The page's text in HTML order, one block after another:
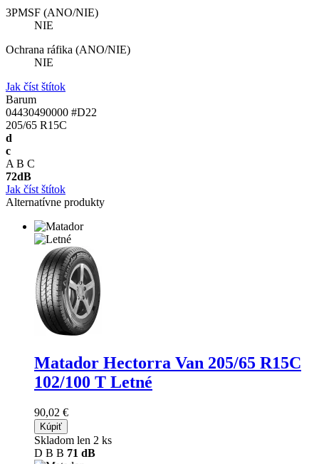
3PMSF (ANO/NIE)
NIE
Ochrana ráfika (ANO/NIE)
NIE
Jak číst štítok
Barum
04430490000 #D22
205/65 R15C
d
c
A B C
72dB
Jak číst štítok
Alternatívne produkty
Matador Hectorra Van 205/65 R15C
102/100 T Letné
90,02 €
Kúpiť
Skladom len 2 ks
D B B 71 dB